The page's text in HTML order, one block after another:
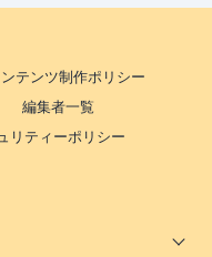
ンテンツ制作ポリシー
編集者一覧
リティーポリシー